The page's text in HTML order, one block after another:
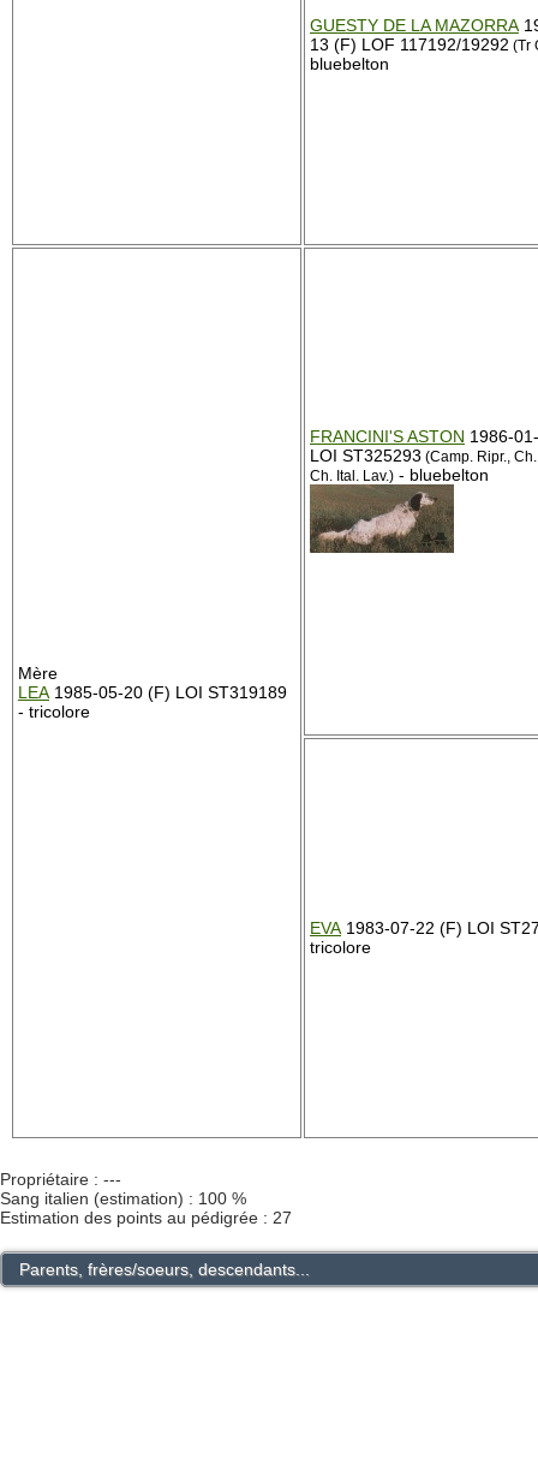
GUESTY DE LA MAZORRA
13 (F) LOF 117192/19292 (Tr
bluebelton
Mère
LEA 1985-05-20 (F) LOI ST319189
- tricolore
FRANCINI'S ASTON 1986-
LOI ST325293 (Camp. Ripr.,
Ch. Ital. Lav.) - bluebelton
EVA 1983-07-22 (F) LOI
tricolore
Propriétaire : ---
Sang italien (estimation) : 100 %
Estimation des points au pédigrée : 27
Parents, frères/soeurs, descendants...